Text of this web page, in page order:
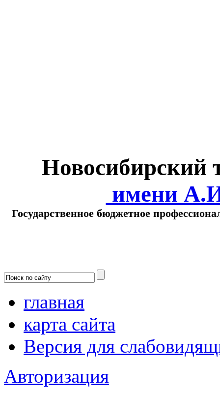
Новосибирский
имени
Государственное бюджетное
главная
карта сайта
Версия для
Авторизация